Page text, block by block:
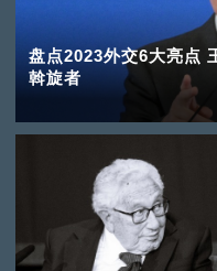
盘点2023外交6大亮点
斡旋者